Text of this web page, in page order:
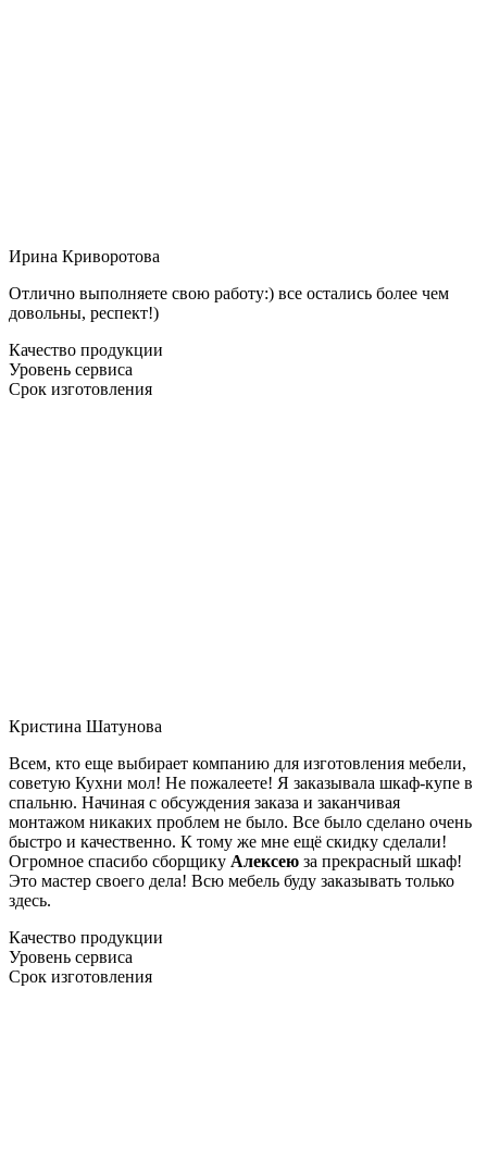
Ирина Криворотова
Отлично выполняете свою работу:) все остались более чем
довольны, респект!)
Качество продукции
Уровень сервиса
Срок изготовления
Кристина Шатунова
Всем, кто еще выбирает компанию для изготовления мебели,
советую Кухни мол! Не пожалеете! Я заказывала шкаф-купе в
спальню. Начиная с обсуждения заказа и заканчивая
монтажом никаких проблем не было. Все было сделано очень
быстро и качественно. К тому же мне ещё скидку сделали!
Огромное спасибо сборщику Алексею за прекрасный шкаф!
Это мастер своего дела! Всю мебель буду заказывать только
здесь.
Качество продукции
Уровень сервиса
Срок изготовления